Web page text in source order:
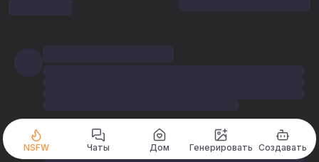
NSFW Чаты Дом Генерировать Создавать